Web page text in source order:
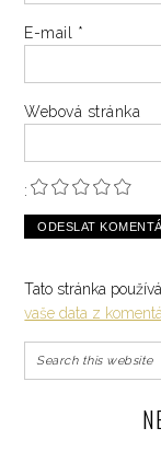
E-mail *
Webová stránka
:
Tato stránka
vaše data z